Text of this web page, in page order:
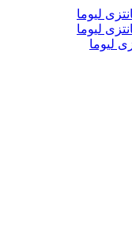
لیوما